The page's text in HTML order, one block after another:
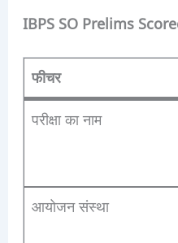
IBPS SO Prelims
फीचर
परीक्षा का नाम
आयोजन संस्था